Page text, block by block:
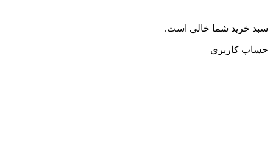
سبد خرید شما خالی است.
حساب کاربری